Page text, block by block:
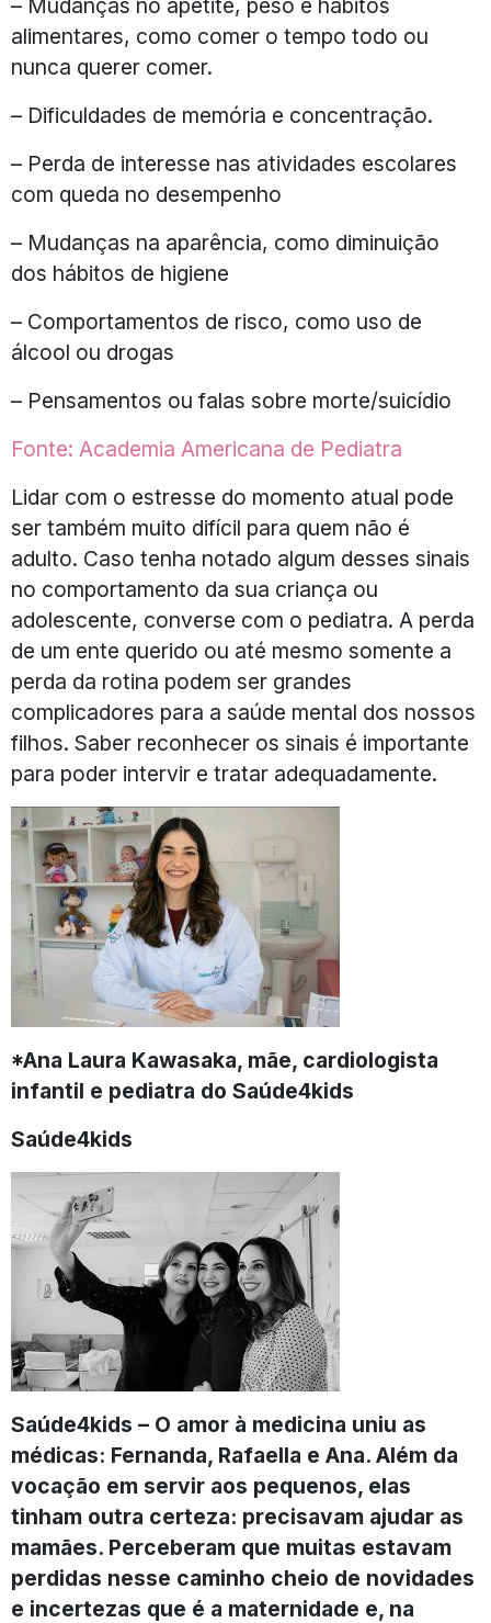
– Mudanças no apetite, peso e hábitos
alimentares, como comer o tempo todo ou
nunca querer comer.
– Dificuldades de memória e concentração.
– Perda de interesse nas atividades escolares
com queda no desempenho
– Mudanças na aparência, como diminuição
dos hábitos de higiene
– Comportamentos de risco, como uso de
álcool ou drogas
– Pensamentos ou falas sobre morte/suicídio
Fonte: Academia Americana de Pediatra
Lidar com o estresse do momento atual pode
ser também muito difícil para quem não é
adulto. Caso tenha notado algum desses sinais
no comportamento da sua criança ou
adolescente, converse com o pediatra. A perda
de um ente querido ou até mesmo somente a
perda da rotina podem ser grandes
complicadores para a saúde mental dos nossos
filhos. Saber reconhecer os sinais é importante
para poder intervir e tratar adequadamente.
*Ana Laura Kawasaka, mãe, cardiologista
infantil e pediatra do Saúde4kids
Saúde4kids
Saúde4kids – O amor à medicina uniu as
médicas: Fernanda, Rafaella e Ana. Além da
vocação em servir aos pequenos, elas
tinham outra certeza: precisavam ajudar as
mamães. Perceberam que muitas estavam
perdidas nesse caminho cheio de novidades
e incertezas que é a maternidade e, na